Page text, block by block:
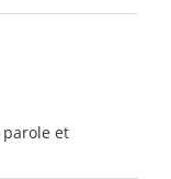
parole et